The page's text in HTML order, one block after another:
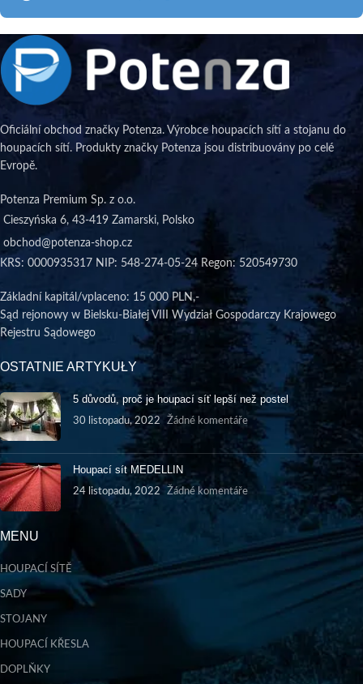
Oficiální obchod značky Potenza. Výrobce houpacích sítí a stojanu do
houpacích sítí. Produkty značky Potenza jsou distribuovány po celé
Evropě.
Potenza Premium Sp. z o.o.
Cieszyńska 6, 43-419 Zamarski, Polsko
obchod@potenza-shop.cz
KRS: 0000935317 NIP: 548-274-05-24 Regon: 520549730
Základní kapitál/vplaceno: 15 000 PLN,-
Sąd rejonowy w Bielsku-Białej VIII Wydział Gospodarczy Krajowego
Rejestru Sądowego
OSTATNIE ARTYKUŁY
5 důvodů, proč je houpací síť lepší než postel
30 listopadu, 2022 Žádné komentáře
Houpací sít MEDELLIN
24 listopadu, 2022 Žádné komentáře
MENU
HOUPACÍ SÍTĚ
SADY
STOJANY
HOUPACÍ KŘESLA
DOPLŇKY